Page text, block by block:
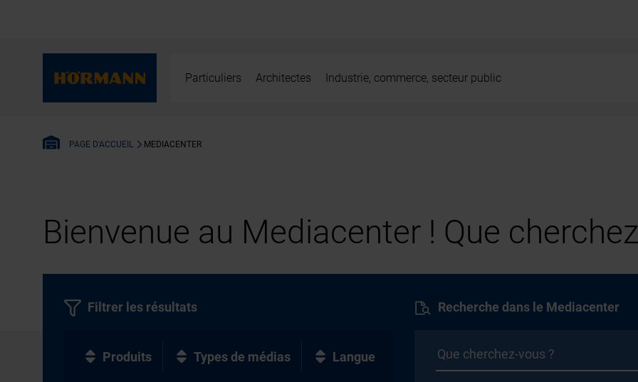
Particuliers Architectes Industrie, commerce, secteur public
PAGE D'ACCUEIL MEDIACENTER
Bienvenue au Mediacenter ! Que
Recherche dans le Mediacenter
Filtrer les résultats
Produits Types de médias Langue